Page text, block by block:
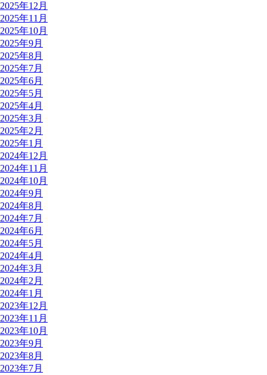
2025年12月
2025年11月
2025年10月
2025年9月
2025年8月
2025年7月
2025年6月
2025年5月
2025年4月
2025年3月
2025年2月
2025年1月
2024年12月
2024年11月
2024年10月
2024年9月
2024年8月
2024年7月
2024年6月
2024年5月
2024年4月
2024年3月
2024年2月
2024年1月
2023年12月
2023年11月
2023年10月
2023年9月
2023年8月
2023年7月